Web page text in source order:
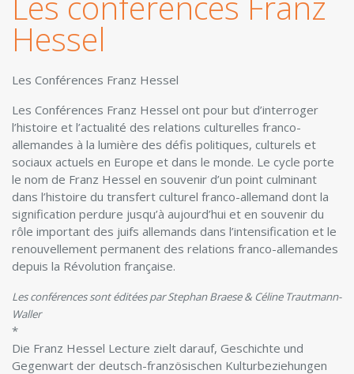
Hessel
Les Conférences Franz Hessel
Les Conférences Franz Hessel ont pour but ­d’interroger
l’histoire et l’actualité des relations culturelles franco-
allemandes à la lumière des défis politiques, culturels et
sociaux actuels en Europe et dans le monde. Le cycle porte
le nom de Franz Hessel en souvenir d’un point culminant
dans l’histoire du transfert culturel franco-allemand dont la
signification perdure jusqu’à aujourd’hui et en souvenir du
rôle important des juifs allemands dans l’intensification et le
renouvellement permanent des relations franco-allemandes
depuis la Révolution française.
Les conférences sont éditées par Stephan Braese & Céline Trautmann-
Waller
*
Die Franz Hessel Lecture zielt darauf, Geschichte und
Gegenwart der deutsch-französischen Kulturbeziehungen